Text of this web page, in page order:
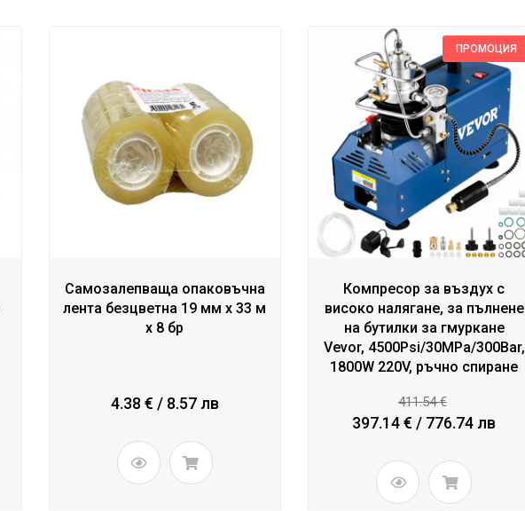
Самозалепваща опаковъчна
лента безцветна 19 мм x 33 м
x 8 бр
4.38 € / 8.57 лв
ПРОМОЦИЯ
Компресор за въздух с
високо налягане, за пълнене
на бутилки за гмуркане
Vevor, 4500Psi/30MPa/300Bar,
1800W 220V, ръчно спиране
411.54 €
397.14 € / 776.74 лв